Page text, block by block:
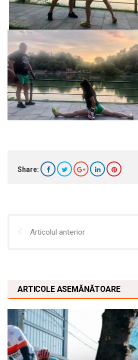
Share:
Articolul anterior
ARTICOLE ASEMĂNĂTOARE